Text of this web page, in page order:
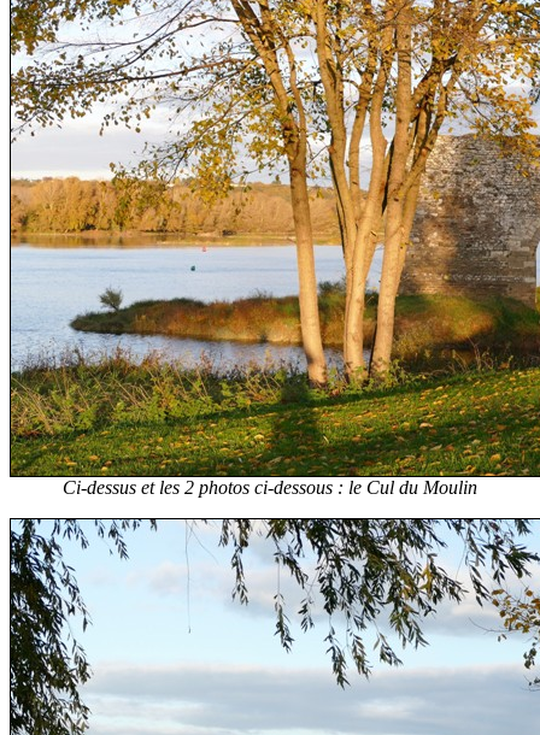
Ci-dessus et les 2 photos ci-dessous : le Cul du Moulin